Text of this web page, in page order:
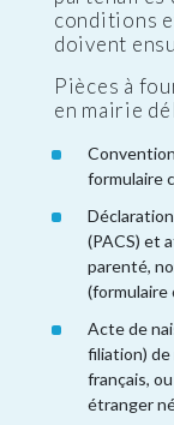
conditions
doivent
Pièces à
en mairie
formulaire
(PACS) et
parenté,
(formulaire
Acte de
filiation) de
français,
étranger